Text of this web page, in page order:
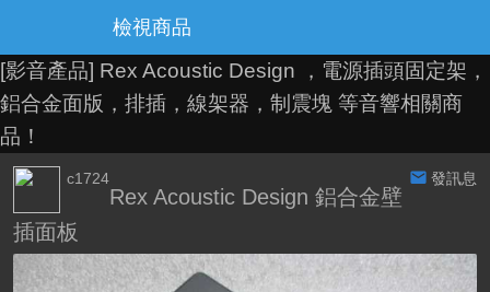
檢視商品
[影音產品] Rex Acoustic Design ，電源插頭固定架，
鋁合金面版，排插，線架器，制震塊 等音響相關商
品！
發訊息
c1724
Rex Acoustic Design 鋁合金壁
插面板